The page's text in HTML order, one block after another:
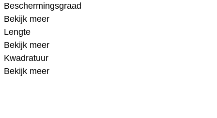
Beschermingsgraad
Bekijk meer
Lengte
Bekijk meer
Kwadratuur
Bekijk meer